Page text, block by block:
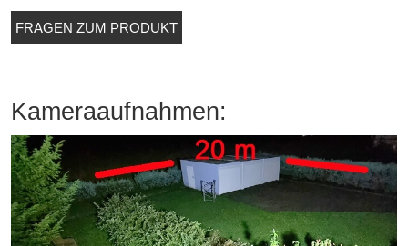
FRAGEN ZUM PRODUKT
Kameraaufnahmen: